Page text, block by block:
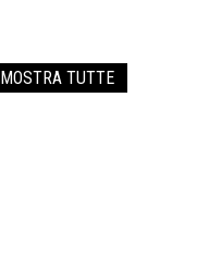
MOSTRA TUTTE